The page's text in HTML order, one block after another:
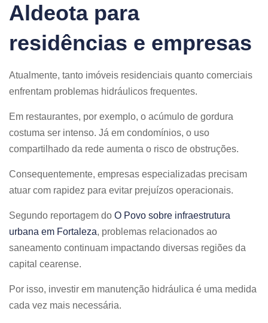
Aldeota para
residências e empresas
Atualmente, tanto imóveis residenciais quanto comerciais
enfrentam problemas hidráulicos frequentes.
Em restaurantes, por exemplo, o acúmulo de gordura
costuma ser intenso. Já em condomínios, o uso
compartilhado da rede aumenta o risco de obstruções.
Consequentemente, empresas especializadas precisam
atuar com rapidez para evitar prejuízos operacionais.
Segundo reportagem do O Povo sobre infraestrutura
urbana em Fortaleza, problemas relacionados ao
saneamento continuam impactando diversas regiões da
capital cearense.
Por isso, investir em manutenção hidráulica é uma medida
cada vez mais necessária.